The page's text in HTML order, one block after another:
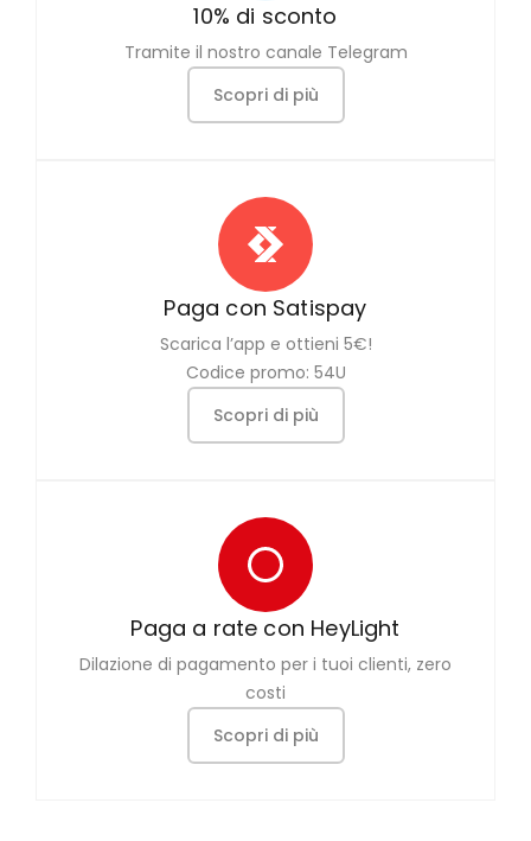
10% di sconto
Tramite il nostro canale Telegram
Scopri di più
Paga con Satispay
Scarica l’app e ottieni 5€!
Codice promo: 54U
Scopri di più
Paga a rate con HeyLight
Dilazione di pagamento per i tuoi clienti, zero
costi
Scopri di più